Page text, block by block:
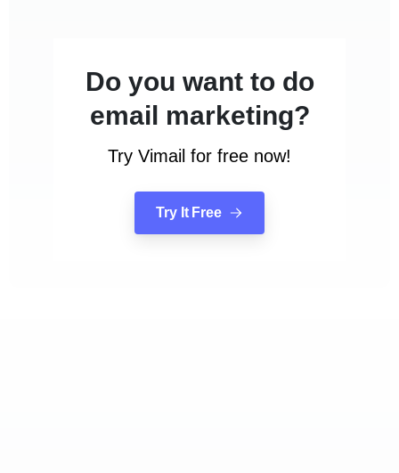
Do you want to do
email marketing?
Try Vimail for free now!
Try It Free